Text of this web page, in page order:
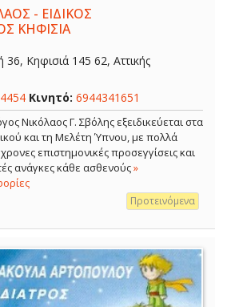
- ΕΙΔΙΚΟΣ
ΚΗΦΙΣΙΑ
36, Κηφισιά 145 62, Αττικής
Κινητό: 6944341651
Νικόλαος Γ. Σβόλης εξειδικεύεται στα
και τη Μελέτη Ύπνου, με πολλά
επιστημονικές προσεγγίσεις και
ανάγκες κάθε ασθενούς»
Προτεινόμενα